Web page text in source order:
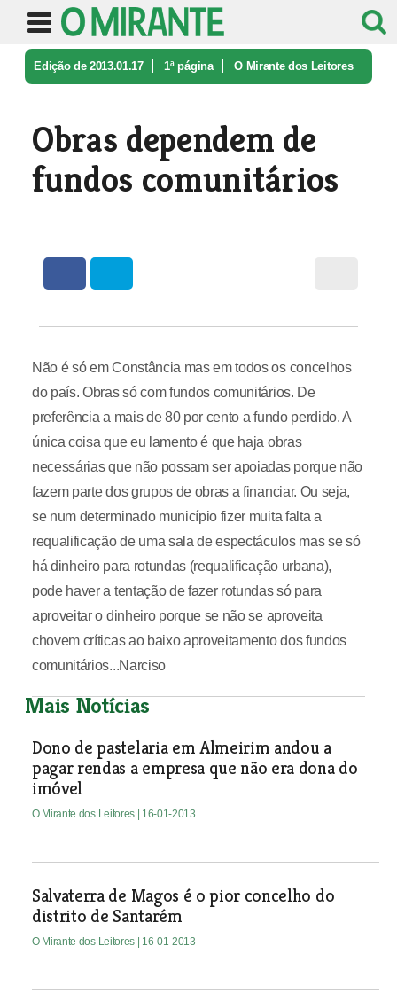
Edição de 2013.01.17 1ª página O Mirante dos Leitores
Obras dependem de
fundos comunitários
Não é só em Constância mas em todos os concelhos
do país. Obras só com fundos comunitários. De
preferência a mais de 80 por cento a fundo perdido. A
única coisa que eu lamento é que haja obras
necessárias que não possam ser apoiadas porque não
fazem parte dos grupos de obras a financiar. Ou seja,
se num determinado município fizer muita falta a
requalificação de uma sala de espectáculos mas se só
há dinheiro para rotundas (requalificação urbana),
pode haver a tentação de fazer rotundas só para
aproveitar o dinheiro porque se não se aproveita
chovem críticas ao baixo aproveitamento dos fundos
comunitários...Narciso
Mais Notícias
Dono de pastelaria em Almeirim andou a
pagar rendas a empresa que não era dona do
imóvel
O Mirante dos Leitores | 16-01-2013
Salvaterra de Magos é o pior concelho do
distrito de Santarém
O Mirante dos Leitores | 16-01-2013